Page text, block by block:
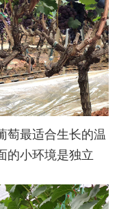
萄最适合生长的温
的小环境是独立